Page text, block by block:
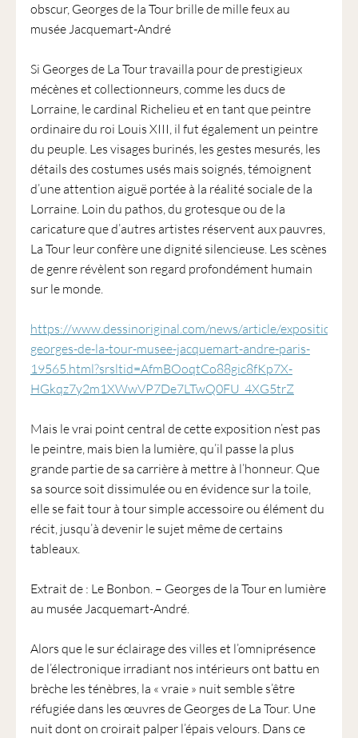
obscur, Georges de la Tour brille de mille feux au
musée Jacquemart-André
Si Georges de La Tour travailla pour de prestigieux
mécènes et collectionneurs, comme les ducs de
Lorraine, le cardinal Richelieu et en tant que peintre
ordinaire du roi Louis XIII, il fut également un peintre
du peuple. Les visages burinés, les gestes mesurés, les
détails des costumes usés mais soignés, témoignent
d’une attention aiguë portée à la réalité sociale de la
Lorraine. Loin du pathos, du grotesque ou de la
caricature que d’autres artistes réservent aux pauvres,
La Tour leur confère une dignité silencieuse. Les scènes
de genre révèlent son regard profondément humain
sur le monde.
https://www.dessinoriginal.com/news/article/exposition-
georges-de-la-tour-musee-jacquemart-andre-paris-
19565.html?srsltid=AfmBOoqtCo88gic8fKp7X-
HGkqz7y2m1XWwVP7De7LTwQ0FU_4XG5trZ
Mais le vrai point central de cette exposition n’est pas
le peintre, mais bien la lumière, qu’il passe la plus
grande partie de sa carrière à mettre à l’honneur. Que
sa source soit dissimulée ou en évidence sur la toile,
elle se fait tour à tour simple accessoire ou élément du
récit, jusqu’à devenir le sujet même de certains
tableaux.
Extrait de : Le Bonbon. – Georges de la Tour en lumière
au musée Jacquemart-André.
Alors que le sur éclairage des villes et l’omniprésence
de l’électronique irradiant nos intérieurs ont battu en
brèche les ténèbres, la « vraie » nuit semble s’être
réfugiée dans les œuvres de Georges de La Tour. Une
nuit dont on croirait palper l’épais velours. Dans ce